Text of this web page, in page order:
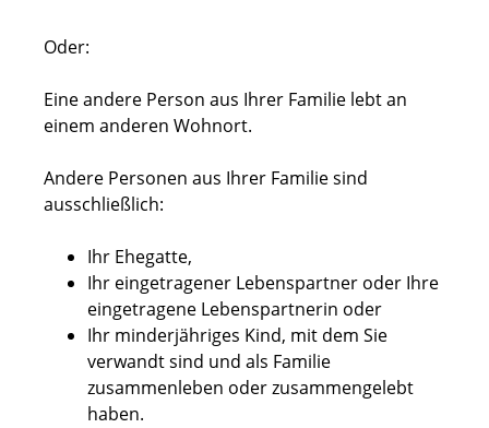
Oder:
Eine andere Person aus Ihrer Familie lebt an
einem anderen Wohnort.
Andere Personen aus Ihrer Familie sind
ausschließlich:
Ihr Ehegatte,
Ihr eingetragener Lebenspartner oder Ihre
eingetragene Lebenspartnerin oder
Ihr minderjähriges Kind, mit dem Sie
verwandt sind und als Familie
zusammenleben oder zusammengelebt
haben.